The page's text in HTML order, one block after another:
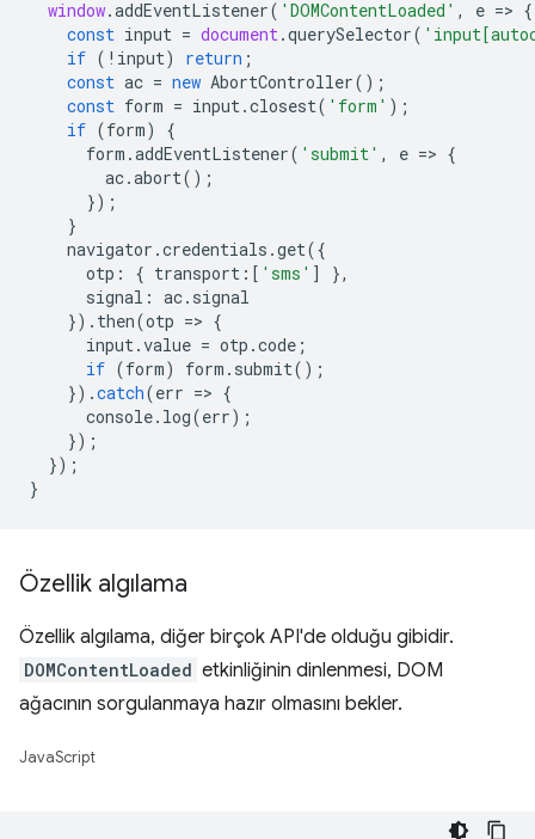
window.addEventListener( 'DOMContentLoaded' , e => {
const input = document.querySelector(
if ( ! input) return ;
const ac = new AbortController();
const form = input.closest( 'form' );
if (form)
{
form .addEventListener( 'submit' , e => {
ac.abort();
});
}
navigator .credentials .get({
otp : { transport : [ 'sms' ]
},
signal : ac. signal
}). then(otp => {
input.value = otp .code ;
if (form) form . submit();
}).catch(err => {
console. log(err);
});
});
}
Özellik algılama
Özellik algılama, diğer birçok API'de olduğu gibidir.
DOMContentLoaded etkinliğinin dinlenmesi, DOM
ağacının sorgulanmaya hazır olmasını bekler.
JavaScript